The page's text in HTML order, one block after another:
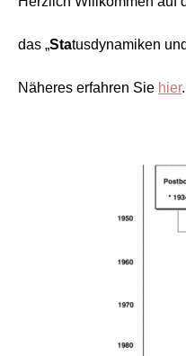
das „Statusdynamiken und
Näheres erfahren Sie hier.